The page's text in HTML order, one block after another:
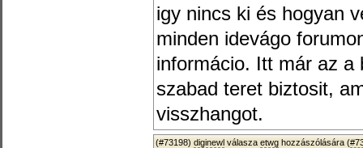
igy nincs ki és hogyan
minden idevágo
informácio. Itt már az a
szabad teret biztosit,
visszhangot.
(#73198) diginewl válasza etwg hozzászólására (